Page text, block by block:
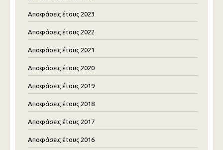
Αποφάσεις έτους 2023
Αποφάσεις έτους 2022
Αποφάσεις έτους 2021
Αποφάσεις έτους 2020
Αποφάσεις έτους 2019
Αποφάσεις έτους 2018
Αποφάσεις έτους 2017
Αποφάσεις έτους 2016